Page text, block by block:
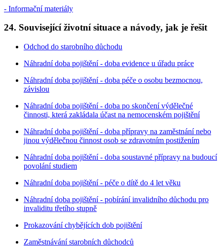
- Informační materiály
24. Související životní situace a návody, jak je řešit
Odchod do starobního důchodu
Náhradní doba pojištění - doba evidence u úřadu práce
Náhradní doba pojištění - doba péče o osobu bezmocnou,
závislou
Náhradní doba pojištění - doba po skončení výdělečné
činnosti, která zakládala účast na nemocenském pojištění
Náhradní doba pojištění - doba přípravy na zaměstnání nebo
jinou výdělečnou činnost osob se zdravotním postižením
Náhradní doba pojištění - doba soustavné přípravy na budoucí
povolání studiem
Náhradní doba pojištění - péče o dítě do 4 let věku
Náhradní doba pojištění - pobírání invalidního důchodu pro
invaliditu třetího stupně
Prokazování chybějících dob pojištění
Zaměstnávání starobních důchodců